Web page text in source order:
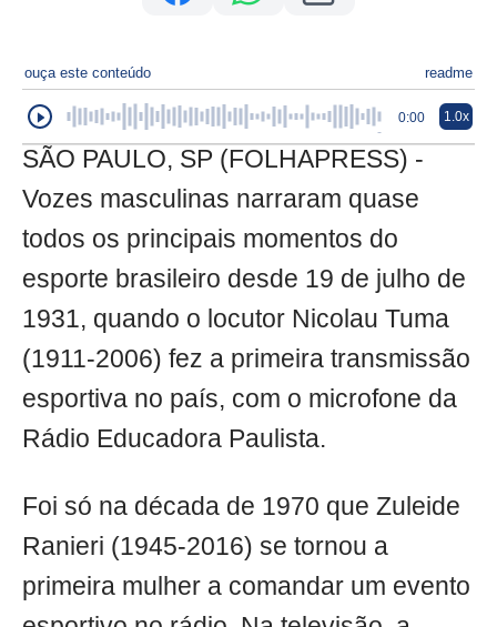
ouça este conteúdo readme
0:00 1.0x
SÃO PAULO, SP (FOLHAPRESS) -
Vozes masculinas narraram quase
todos os principais momentos do
esporte brasileiro desde 19 de julho de
1931, quando o locutor Nicolau Tuma
(1911-2006) fez a primeira transmissão
esportiva no país, com o microfone da
Rádio Educadora Paulista.
Foi só na década de 1970 que Zuleide
Ranieri (1945-2016) se tornou a
primeira mulher a comandar um evento